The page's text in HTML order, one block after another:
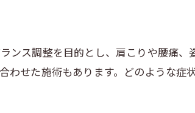
ンス調整を目的とし、肩こりや腰痛、
わせた施術もあります。どのような症